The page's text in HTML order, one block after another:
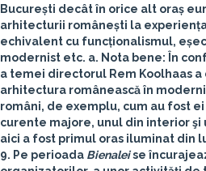
București decât în orice alt oraș
arhitecturii românești la
echivalent cu funcționalismul,
modernist etc. a. Nota bene: În
a temei directorul Rem Koolhaas
arhitectura românească în
români, de exemplu, cum au fost
curente majore, unul din interior şi
aici a fost primul oras iluminat din
9. Pe perioada Bienaleise